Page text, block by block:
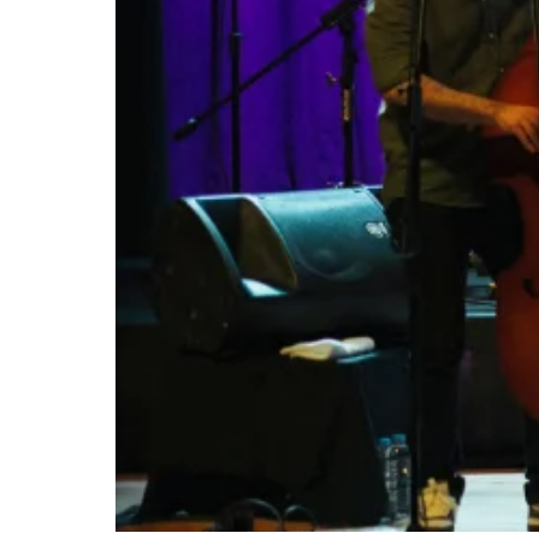
Mekan Ulaşım Yeme-içme
Kimler için uygun
18+, Yetişkin
Hakkında
Türk rock müziğinin özgün yorumcusu Ari
Komünite’ye konuk oluyor.
“Yaşıyorum Sil Baştan”, “Yalan”, “Gavurlar”
repertuvarının klasikleşmiş şarkıları “Aman
“Sor Bana Pişman Mıyım?” ve “Yürek”in de
sahnede kendine has anlatımını derin bir
Bu gecede Barokas’a vokallerde Gülin
kontrbasta Ekin Bilgin ve davulda Doğaç
Etkinlik mekanları